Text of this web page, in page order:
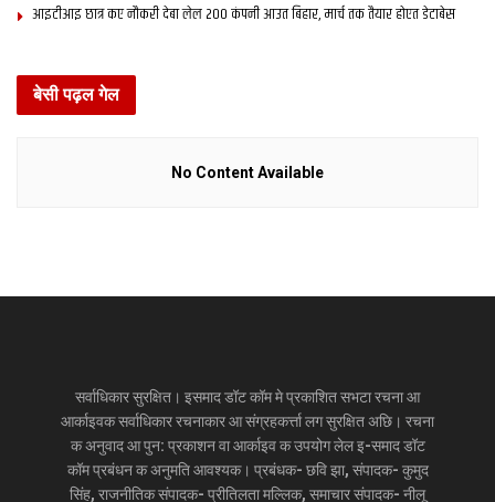
आइटीआइ छात्र कए नौकरी देबा लेल 200 कंपनी आउत बिहार, मार्च तक तैयार होएत डेटाबेस
बेसी पढ़ल गेल
No Content Available
सर्वाधिकार सुरक्षित। इसमाद डॉट कॉम मे प्रकाशित सभटा रचना आ
आर्काइवक सर्वाधिकार रचनाकार आ संग्रहकर्त्ता लग सुरक्षित अछि। रचना
क अनुवाद आ पुन: प्रकाशन वा आर्काइव क उपयोग लेल इ-समाद डॉट
कॉम प्रबंधन क अनुमति आवश्यक। प्रबंधक- छवि झा, संपादक- कुमुद
सिंह, राजनीतिक संपादक- प्रीतिलता मल्लिक, समाचार संपादक- नीलू